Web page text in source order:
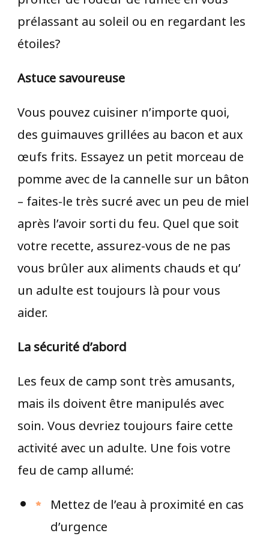
prélassant au soleil ou en regardant les
étoiles?
Astuce savoureuse
Vous pouvez cuisiner n’importe quoi,
des guimauves grillées au bacon et aux
œufs frits. Essayez un petit morceau de
pomme avec de la cannelle sur un bâton
– faites-le très sucré avec un peu de miel
après l’avoir sorti du feu. Quel que soit
votre recette, assurez-vous de ne pas
vous brûler aux aliments chauds et qu’
un adulte est toujours là pour vous
aider.
La sécurité d’abord
Les feux de camp sont très amusants,
mais ils doivent être manipulés avec
soin. Vous devriez toujours faire cette
activité avec un adulte. Une fois votre
feu de camp allumé:
Mettez de l’eau à proximité en cas
d’urgence